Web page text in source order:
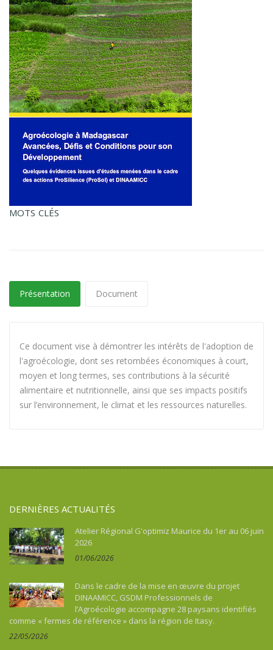
MOTS CLÉS
Présentation Document
Ce document vise à démontrer les intérêts de l'adoption de
l'agroécologie, dont ses retombées économiques à court,
moyen et long termes, ses contributions à la sécurité
alimentaire et nutritionnelle, ainsi que ses impacts positifs
sur l’environnement, le climat et les ressources naturelles.
DERNIÈRES ACTUALITÉS
Atelier Régional G'optimiz Maurice du 1er au 06 juin
2026
01/06/2026
Dans le cadre de la mise en œuvre du projet
DINAAMICC, GSDM Professionnels de
l’Agroécologie accompagne 28 paysans identifiés
comme « fermes de référence » dans la région de Itasy.
22/05/2026